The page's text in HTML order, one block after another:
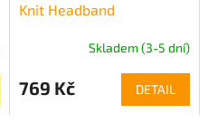
Knit Headband
Skladem (3-5 dní)
769 Kč DETAIL